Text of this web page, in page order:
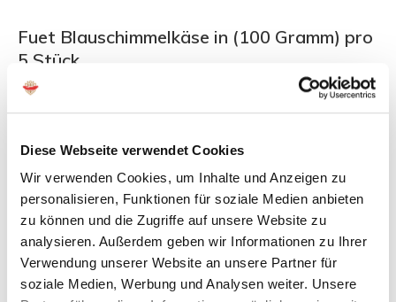
Diese Webseite verwendet Cookies
Wir verwenden Cookies, um Inhalte und Anzeigen zu
personalisieren, Funktionen für soziale Medien anbieten
zu können und die Zugriffe auf unsere Website zu
analysieren. Außerdem geben wir Informationen zu Ihrer
Verwendung unserer Website an unsere Partner für
soziale Medien, Werbung und Analysen weiter. Unsere
Fuet Blauschimmelkäse in (100 Gramm) pro
5 Stück
Fuet mit Blauschimmelkäse kleine
Der Fuet wird mit verschiedenen Aromen und Zusatzstoffen
kombiniert.
Kennen Sie schon unsere anderen spanischen Köstlichkeiten?
Jetzt auch in einer kleineren Größe